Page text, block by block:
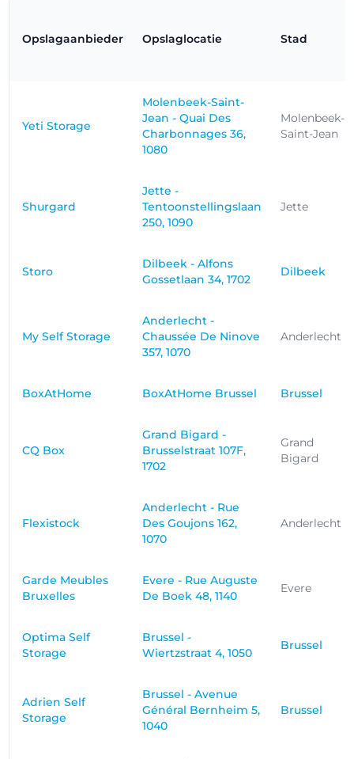
Opslagaanbieder Opslaglocatie Stad
Yeti Storage
Molenbeek-Saint-
Jean - Quai Des
Charbonnages 36,
1080
Molenbeek-
Saint-Jean
Shurgard
Jette -
Tentoonstellingslaan
250, 1090
Jette
Storo
Dilbeek - Alfons
Gossetlaan 34, 1702
Dilbeek
My Self Storage
Anderlecht -
Chaussée De Ninove
357, 1070
Anderlecht
BoxAtHome BoxAtHome Brussel Brussel
CQ Box
Grand Bigard -
Brusselstraat 107F,
1702
Grand
Bigard
Flexistock
Anderlecht - Rue
Des Goujons 162,
1070
Anderlecht
Garde Meubles
Bruxelles
Evere - Rue Auguste
De Boek 48, 1140
Evere
Optima Self
Storage
Brussel -
Wiertzstraat 4, 1050
Brussel
Adrien Self
Storage
Brussel - Avenue
Général Bernheim 5,
1040
Brussel